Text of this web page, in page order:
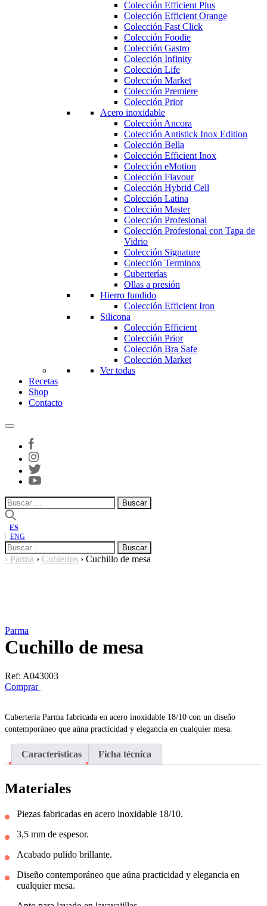
Colección Efficient Plus
Colección Efficient Orange
Colección Fast Click
Colección Foodie
Colección Gastro
Colección Infinity
Colección Life
Colección Market
Colección Premiere
Colección Prior
Acero inoxidable
Colección Ancora
Colección Antistick Inox Edition
Colección Bella
Colección Efficient Inox
Colección eMotion
Colección Flavour
Colección Hybrid Cell
Colección Latina
Colección Master
Colección Profesional
Colección Profesional con Tapa de
Vidrio
Colección Signature
Colección Terminox
Cuberterías
Ollas a presión
Hierro fundido
Colección Efficient Iron
Silicona
Colección Efficient
Colección Prior
Colección Bra Safe
Colección Market
Ver todas
Recetas
Shop
Contacto
Buscar:
ES
ENG
Buscar:
› Parma › Cubiertos › Cuchillo de mesa
Parma
Cuchillo de mesa
Ref: A043003
Comprar
Cubertería Parma fabricada en acero inoxidable 18/10 con un diseño
contemporáneo que aúna practicidad y elegancia en cualquier mesa.
Características Ficha técnica
Materiales
Piezas fabricadas en acero inoxidable 18/10.
3,5 mm de espesor.
Acabado pulido brillante.
Diseño contemporáneo que aúna practicidad y elegancia en
cualquier mesa.